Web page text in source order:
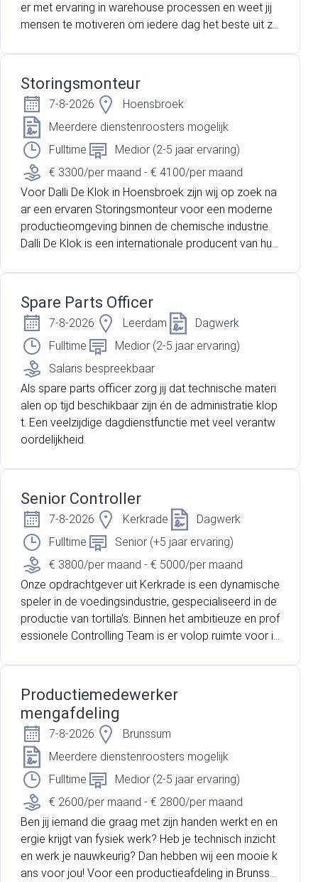
er met ervaring in warehouse processen en weet jij
mensen te motiveren om iedere dag het beste uit zi
arehouse Management en krijg je energie van het ve
rbeteren van logistieke processen? Dan zijn wij op z
oek naar jou! Pregis is een internationale marktleider
op het gebied van beschermende verpakkingsoplos
singen. Binnen de moderne warehouseomgeving sta
an veiligheid, kwaliteit, samenwerking en continue ve
rbetering centraal. Als Supervisor Logistiek speel jij e
en belangrijke rol in het dagelijks aansturen van het
warehouse en het realiseren van de operationele do
elstellingen.
Storingsmonteur
7-8-2026
Hoensbroek
Meerdere dienstenroosters mogelijk
Fulltime
Medior (2-5 jaar ervaring)
€ 3300/per maand - € 4100/per maand
Voor Dalli De Klok in Hoensbroek zijn wij op zoek na
ar een ervaren Storingsmonteur voor een moderne
productieomgeving binnen de chemische industrie.
Dalli De Klok is een internationale producent van huis
erdeel uit van een sterke Europese organisatie. Binn
en de productielocatie in Hoensbroek wordt gewerk
t met geavanceerde productielijnen waar veiligheid,
kwaliteit en continuïteit centraal staan. Ben jij technis
ch sterk, los je storingen snel en vakkundig op en vo
el jij je thuis in een dynamische productieomgeving?
Dan is deze functie iets voor jou.
Spare Parts Officer
7-8-2026 Leerdam
Dagwerk
Fulltime
Medior (2-5 jaar ervaring)
Salaris bespreekbaar
Als spare parts officer zorg jij dat technische materi
alen op tijd beschikbaar zijn én de administratie klop
t. Een veelzijdige dagdienstfunctie met veel verantw
oordelijkheid.
Senior Controller
7-8-2026 Kerkrade
Dagwerk
Fulltime
Senior (+5 jaar ervaring)
€ 3800/per maand - € 5000/per maand
Onze opdrachtgever uit Kerkrade is een dynamische
speler in de voedingsindustrie, gespecialiseerd in de
productie van tortilla's. Binnen het ambitieuze en prof
essionele Controlling Team is er volop ruimte voor in
rking van dit team zijn ze op zoek naar een gedreve
n Senior Controller die impact wil maken op de busin
ess.
Productiemedewerker
mengafdeling
7-8-2026
Brunssum
Meerdere dienstenroosters mogelijk
Fulltime
Medior (2-5 jaar ervaring)
€ 2600/per maand - € 2800/per maand
Ben jij iemand die graag met zijn handen werkt en en
ergie krijgt van fysiek werk? Heb je technisch inzicht
en werk je nauwkeurig? Dan hebben wij een mooie k
ans voor jou! Voor een productieafdeling in Brunssu